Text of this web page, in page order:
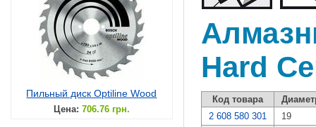
Пильный диск Optiline Wood
Цена: 706.76 грн.
Hard
Код товара
2 608 580 301
19